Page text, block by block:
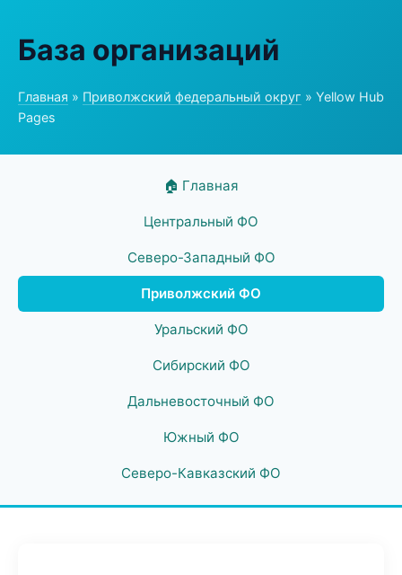
База организаций
Главная » Приволжский федеральный округ » Yellow Hub
Pages
🏠 Главная
Центральный ФО
Северо-Западный ФО
Приволжский ФО
Уральский ФО
Сибирский ФО
Дальневосточный ФО
Южный ФО
Северо-Кавказский ФО